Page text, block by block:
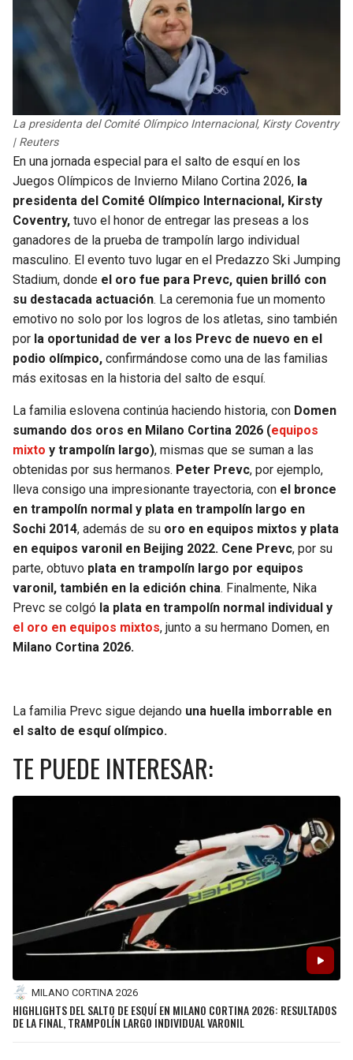
La presidenta del Comité Olímpico Internacional, Kirsty Coventry
| Reuters
En una jornada especial para el salto de esquí en los
Juegos Olímpicos de Invierno Milano Cortina 2026, la
presidenta del Comité Olímpico Internacional, Kirsty
Coventry, tuvo el honor de entregar las preseas a los
ganadores de la prueba de trampolín largo individual
masculino. El evento tuvo lugar en el Predazzo Ski Jumping
Stadium, donde el oro fue para Prevc, quien brilló con
su destacada actuación. La ceremonia fue un momento
emotivo no solo por los logros de los atletas, sino también
por la oportunidad de ver a los Prevc de nuevo en el
podio olímpico, confirmándose como una de las familias
más exitosas en la historia del salto de esquí.
La familia eslovena continúa haciendo historia, con Domen
sumando dos oros en Milano Cortina 2026 (equipos
mixto y trampolín largo), mismas que se suman a las
obtenidas por sus hermanos. Peter Prevc, por ejemplo,
lleva consigo una impresionante trayectoria, con el bronce
en trampolín normal y plata en trampolín largo en
Sochi 2014, además de su oro en equipos mixtos y plata
en equipos varonil en Beijing 2022. Cene Prevc, por su
parte, obtuvo plata en trampolín largo por equipos
varonil, también en la edición china. Finalmente, Nika
Prevc se colgó la plata en trampolín normal individual y
el oro en equipos mixtos, junto a su hermano Domen, en
Milano Cortina 2026.
La familia Prevc sigue dejando una huella imborrable en
el salto de esquí olímpico.
TE PUEDE INTERESAR:
MILANO CORTINA 2026
HIGHLIGHTS DEL SALTO DE ESQUÍ EN MILANO CORTINA 2026: RESULTADOS
DE LA FINAL, TRAMPOLÍN LARGO INDIVIDUAL VARONIL